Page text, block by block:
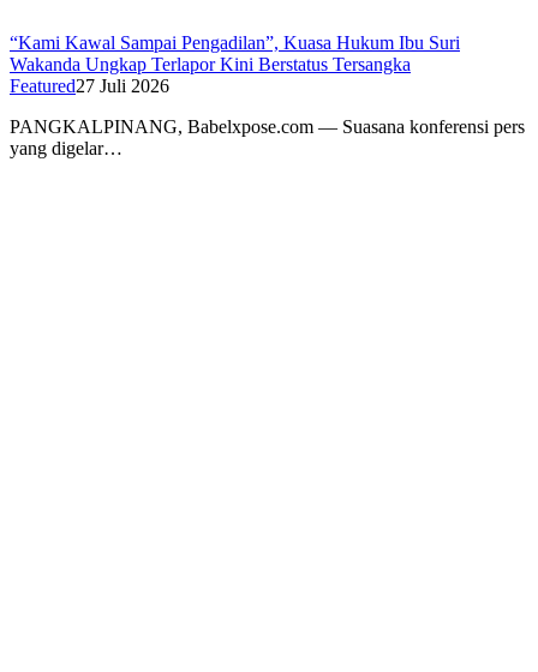
“Kami Kawal Sampai Pengadilan”, Kuasa Hukum Ibu Suri
Wakanda Ungkap Terlapor Kini Berstatus Tersangka
Featured27 Juli 2026
PANGKALPINANG, Babelxpose.com — Suasana konferensi pers
yang digelar…